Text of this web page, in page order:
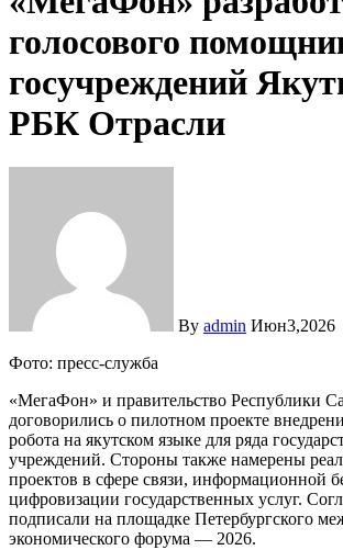
голосового
госучреждений
РБК Отрасли
By admin Июн3,2026
Фото: пресс-служба
«МегаФон» и правительство Республики
договорились о пилотном проекте
робота на якутском языке для ряда
учреждений. Стороны также намерены
проектов в сфере связи, информационной
цифровизации государственных услуг.
подписали на площадке Петербургского
экономического форума — 2026.